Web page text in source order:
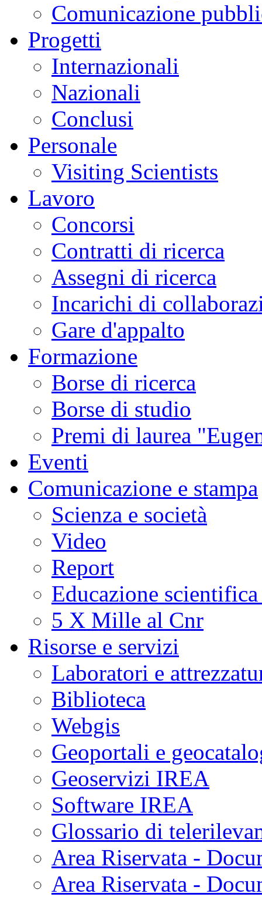
Comunicazione
Progetti
Internazionali
Nazionali
Conclusi
Personale
Visiting Scientists
Lavoro
Concorsi
Contratti di ricerca
Assegni di ricerca
Incarichi di
Gare d'appalto
Formazione
Borse di ricerca
Borse di studio
Premi di laurea
Eventi
Comunicazione e stampa
Scienza e società
Video
Report
Educazione
5 X Mille al Cnr
Risorse e servizi
Laboratori e
Biblioteca
Webgis
Geoportali e
Geoservizi IREA
Software IREA
Glossario di
Area Riservata -
Area Riservata -